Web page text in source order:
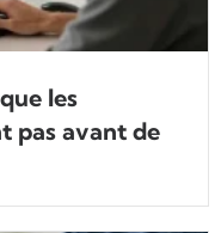
les
pas avant de